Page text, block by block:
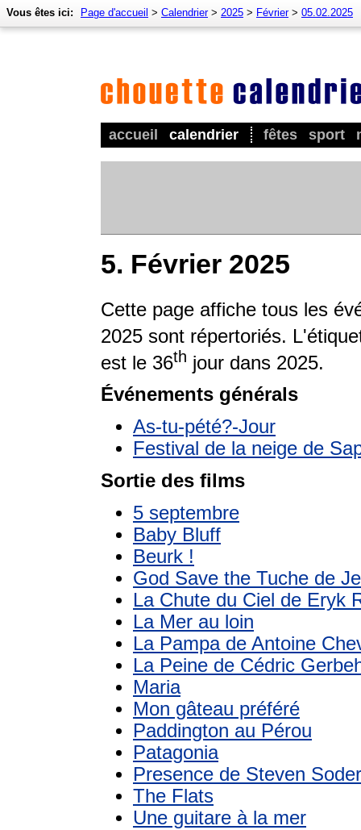
accueil calendrier fêtes sport
Vous êtes ici: Page d'accueil > Calendrier> 2025 > Février> 05.02.2025
5. Février 2025
Cette page affiche tous les
2025 sont répertoriés.
est le 36th jour dans 2025.
Événements générals
As-tu-pété?-Jour
Festival de la neige de
Sortie des films
5 septembre
Baby Bluff
Beurk !
God Save the Tuche de
La Chute du Ciel de Eryk
La Mer au loin
La Pampa de Antoine
La Peine de Cédric
Maria
Mon gâteau préféré
Paddington au Pérou
Patagonia
Presence de Steven
The Flats
Une guitare à la mer